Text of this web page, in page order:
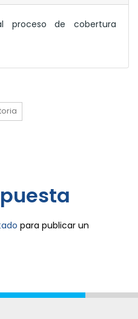
proceso de cobertura
para publicar un